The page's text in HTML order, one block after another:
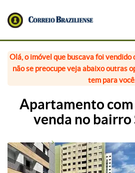
Olá, o imóvel que buscava foi vendido
não se preocupe veja abaixo outras
tem para
Apartamento com
venda no bairro